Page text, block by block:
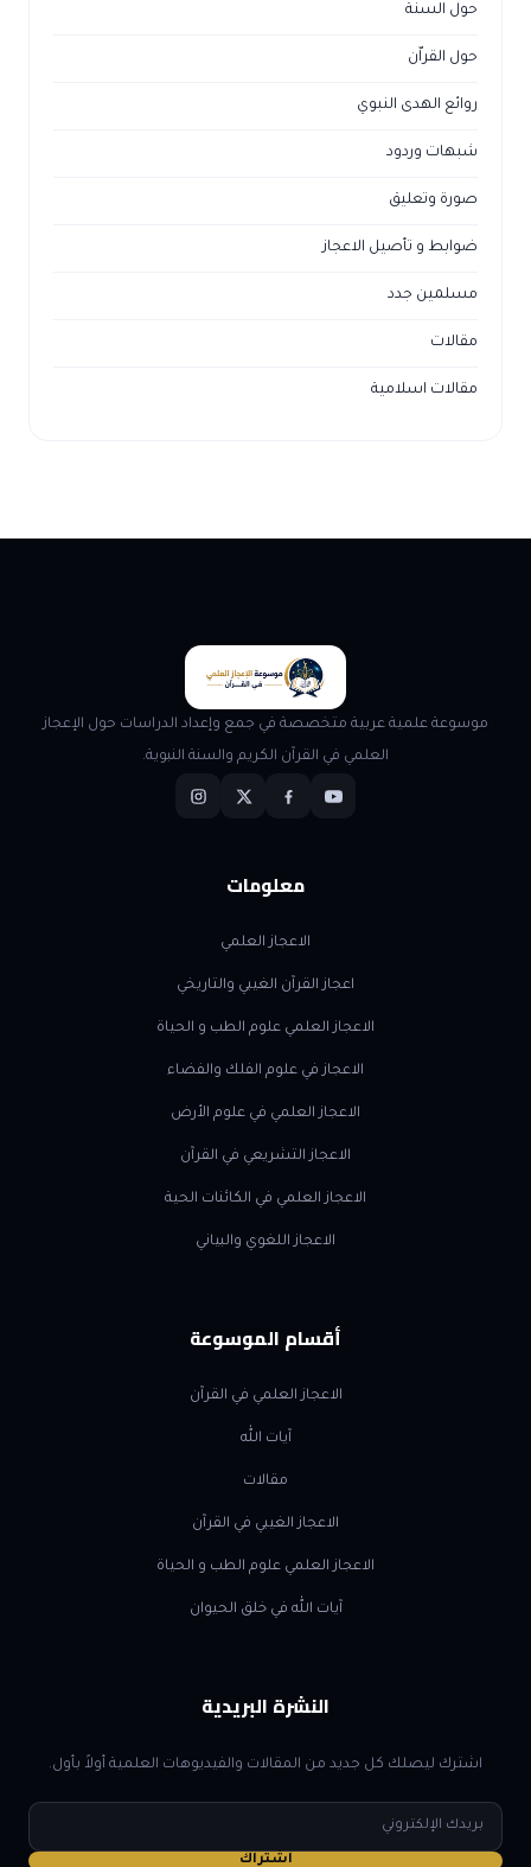
حول السنة
حول القراّن
روائع الهدى النبوي
شبهات وردود
صورة وتعليق
ضوابط و تأصيل الاعجاز
مسلمين جدد
مقالات
مقالات اسلامية
موسوعة علمية عربية متخصصة في جمع وإعداد الدراسات حول الإعجاز
العلمي في القرآن الكريم والسنة النبوية.
معلومات
الاعجاز العلمي
اعجاز القرآن الغيبي والتاريخي
الاعجاز العلمي علوم الطب و الحياة
الاعجاز في علوم الفلك والفضاء
الاعجاز العلمي في علوم الأرض
الاعجاز التشريعي في القرآن
الاعجاز العلمي في الكائنات الحية
الاعجاز اللغوي والبياني
أقسام الموسوعة
الاعجاز العلمي في القرآن
آيات الله
مقالات
الاعجاز الغيبي في القرآن
الاعجاز العلمي علوم الطب و الحياة
آيات الله في خلق الحيوان
النشرة البريدية
اشترك ليصلك كل جديد من المقالات والفيديوهات العلمية أولاً بأول.
البريد
الإلكتروني
اشتراك